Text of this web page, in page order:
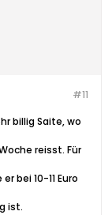
#11
billig Saite, wo
reisst. Für
bei 10-11 Euro
ist.